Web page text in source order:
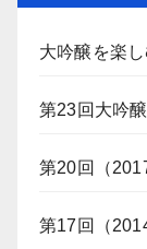
大吟醸を楽
第23回大吟
第20回（
第17回（